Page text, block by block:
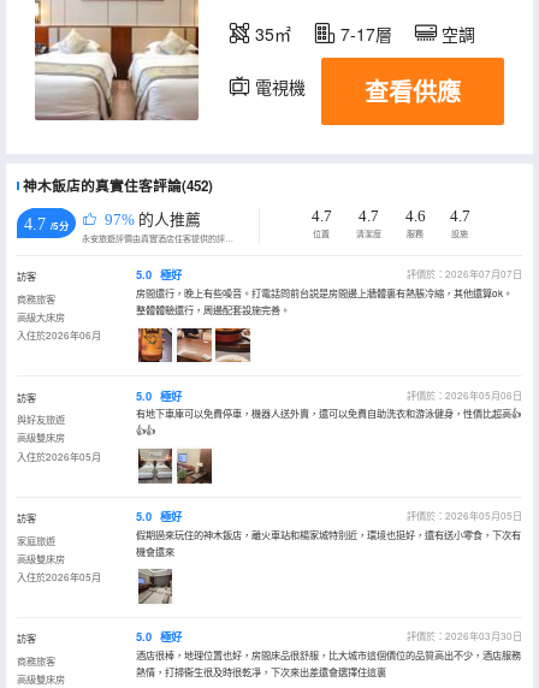
35㎡ 7-17層 空調
電視機 冰箱
查看供應
神木飯店的真實住客評論(452)
4.7 /5分 97% 的人推薦
永安旅遊評價由真實酒店住客提供的評價。
4.7
位置
4.7
清潔度
4.6
服務
4.7
設施
訪客
商務旅客
高級大床房
入住於2026年06月
5.0 極好
評價於：2026年07月07日
房間還行，晚上有些噪音。打電話問前台説是房間邊上牆體裏有熱脹冷縮，其他還算ok。
整體體驗還行，周邊配套設施完善。
訪客
與好友旅遊
高級雙床房
入住於2026年05月
5.0 極好
評價於：2026年05月06日
有地下車庫可以免費停車，機器人送外賣，還可以免費自助洗衣和游泳健身，性價比超高👍
👍👍
訪客
家庭旅遊
高級雙床房
入住於2026年05月
5.0 極好
評價於：2026年05月05日
假期過來玩住的神木飯店，離火車站和楊家城特別近，環境也挺好，還有送小零食，下次有
機會還來
訪客
商務旅客
高級雙床房
5.0 極好
評價於：2026年03月30日
酒店很棒，地理位置也好，房間床品很舒服，比大城市這個價位的品質高出不少，酒店服務
熱情，打掃衞生很及時很乾凈，下次來出差還會選擇住這裏